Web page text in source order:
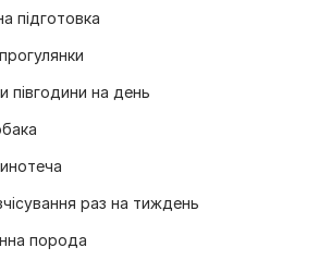
підготовка
півгодини на день
раз на тиждень
порода